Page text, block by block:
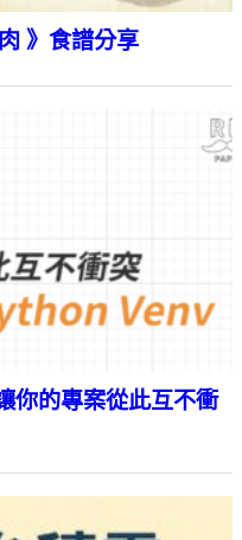
》食譜分享
你的專案從此互不衝